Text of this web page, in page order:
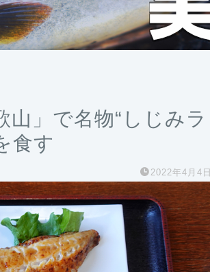
」で名物“しじみラ
食す
2022年4月4日